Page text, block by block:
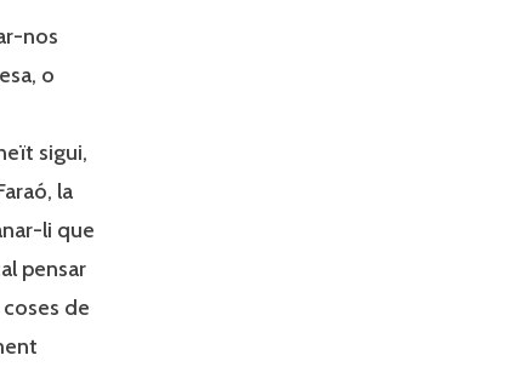
nos
o
sigui,
la
li que
pensar
de